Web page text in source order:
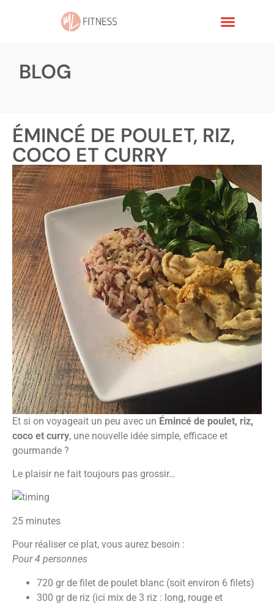
BLOG
ÉMINCÉ DE POULET, RIZ,
COCO ET CURRY
Et si on voyageait un peu avec un Émincé de poulet, riz,
coco et curry, une nouvelle idée simple, efficace et
gourmande ?
Le plaisir ne fait toujours pas grossir…
25 minutes
Pour réaliser ce plat, vous aurez besoin :
Pour 4 personnes
720 gr de filet de poulet blanc (soit environ 6 filets)
300 gr de riz (ici mix de 3 riz : long, rouge et